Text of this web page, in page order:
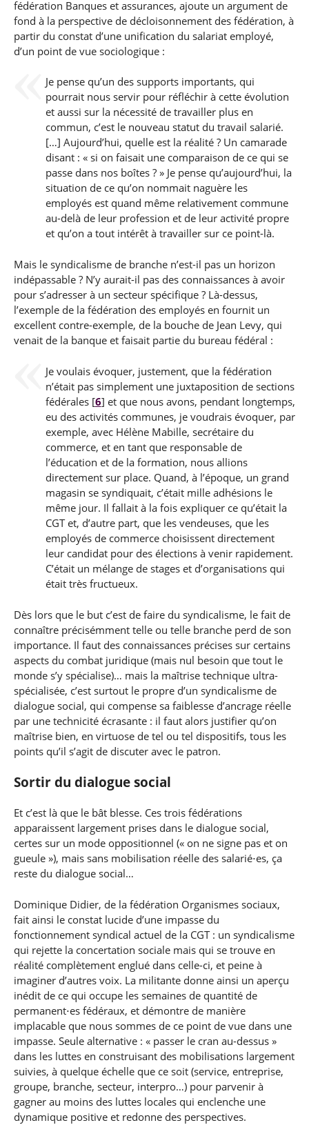
fédération Banques et assurances, ajoute un argument de
fond à la perspective de décloisonnement des fédération, à
partir du constat d’une unification du salariat employé,
d’un point de vue sociologique :
Je pense qu’un des supports importants, qui
pourrait nous servir pour réfléchir à cette évolution
et aussi sur la nécessité de travailler plus en
commun, c’est le nouveau statut du travail salarié.
[…] Aujourd’hui, quelle est la réalité ? Un camarade
disant : « si on faisait une comparaison de ce qui se
passe dans nos boîtes ? » Je pense qu’aujourd’hui, la
situation de ce qu’on nommait naguère les
employés est quand même relativement commune
au-delà de leur profession et de leur activité propre
et qu’on a tout intérêt à travailler sur ce point-là.
Mais le syndicalisme de branche n’est-il pas un horizon
indépassable ? N’y aurait-il pas des connaissances à avoir
pour s’adresser à un secteur spécifique ? Là-dessus,
l’exemple de la fédération des employés en fournit un
excellent contre-exemple, de la bouche de Jean Levy, qui
venait de la banque et faisait partie du bureau fédéral :
Je voulais évoquer, justement, que la fédération
n’était pas simplement une juxtaposition de sections
fédérales[6] et que nous avons, pendant longtemps,
eu des activités communes, je voudrais évoquer, par
exemple, avec Hélène Mabille, secrétaire du
commerce, et en tant que responsable de
l’éducation et de la formation, nous allions
directement sur place. Quand, à l’époque, un grand
magasin se syndiquait, c’était mille adhésions le
même jour. Il fallait à la fois expliquer ce qu’était la
CGT et, d’autre part, que les vendeuses, que les
employés de commerce choisissent directement
leur candidat pour des élections à venir rapidement.
C’était un mélange de stages et d’organisations qui
était très fructueux.
Dès lors que le but c’est de faire du syndicalisme, le fait de
connaître précisémment telle ou telle branche perd de son
importance. Il faut des connaissances précises sur certains
aspects du combat juridique (mais nul besoin que tout le
monde s’y spécialise)… mais la maîtrise technique ultra-
spécialisée, c’est surtout le propre d’un syndicalisme de
dialogue social, qui compense sa faiblesse d’ancrage réelle
par une technicité écrasante : il faut alors justifier qu’on
maîtrise bien, en virtuose de tel ou tel dispositifs, tous les
points qu’il s’agit de discuter avec le patron.
Sortir du dialogue social
Et c’est là que le bât blesse. Ces trois fédérations
apparaissent largement prises dans le dialogue social,
certes sur un mode oppositionnel (« on ne signe pas et on
gueule »), mais sans mobilisation réelle des salarié⋅es, ça
reste du dialogue social…
Dominique Didier, de la fédération Organismes sociaux,
fait ainsi le constat lucide d’une impasse du
fonctionnement syndical actuel de la CGT : un syndicalisme
qui rejette la concertation sociale mais qui se trouve en
réalité complètement englué dans celle-ci, et peine à
imaginer d’autres voix. La militante donne ainsi un aperçu
inédit de ce qui occupe les semaines de quantité de
permanent⋅es fédéraux, et démontre de manière
implacable que nous sommes de ce point de vue dans une
impasse. Seule alternative : « passer le cran au-dessus »
dans les luttes en construisant des mobilisations largement
suivies, à quelque échelle que ce soit (service, entreprise,
groupe, branche, secteur, interpro…) pour parvenir à
gagner au moins des luttes locales qui enclenche une
dynamique positive et redonne des perspectives.